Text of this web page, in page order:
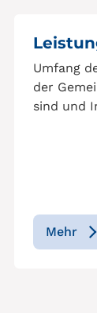
Umfang
der
sind und
Mehr